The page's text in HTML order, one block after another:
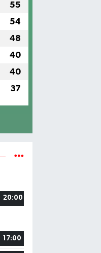
55
54
48
40
40
37
20:00
17:00